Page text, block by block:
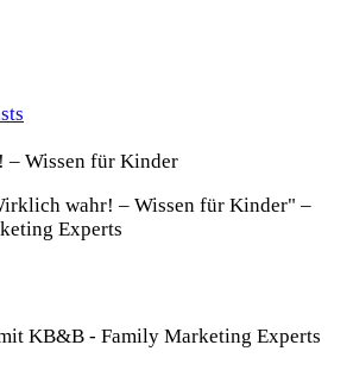
Wissen für Kinder
KB&B - Family Marketing Experts